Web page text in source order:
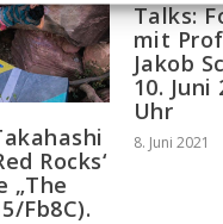
Rocks‘
„The
Fb8C).
Talks:
mit
Jakob
10. Juni
Uhr
8. Juni 2021